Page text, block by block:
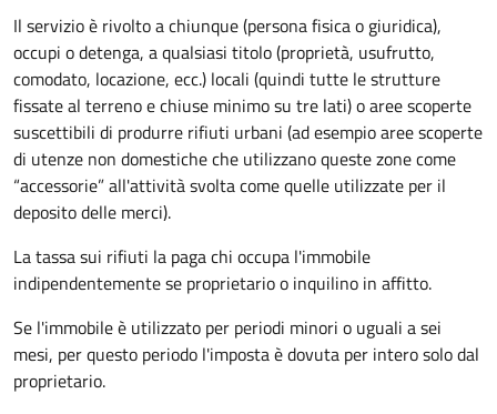
Il servizio è rivolto a chiunque (persona fisica o giuridica),
occupi o detenga, a qualsiasi titolo (proprietà, usufrutto,
comodato, locazione, ecc.) locali (quindi tutte le strutture
fissate al terreno e chiuse minimo su tre lati) o aree scoperte
suscettibili di produrre rifiuti urbani (ad esempio aree scoperte
di utenze non domestiche che utilizzano queste zone come
“accessorie” all'attività svolta come quelle utilizzate per il
deposito delle merci).
La tassa sui rifiuti la paga chi occupa l'immobile
indipendentemente se proprietario o inquilino in affitto.
Se l'immobile è utilizzato per periodi minori o uguali a sei
mesi, per questo periodo l'imposta è dovuta per intero solo dal
proprietario.